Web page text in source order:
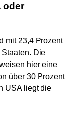
oder
mit 23,4 Prozent
Staaten. Die
hier eine
über 30 Prozent
USA liegt die